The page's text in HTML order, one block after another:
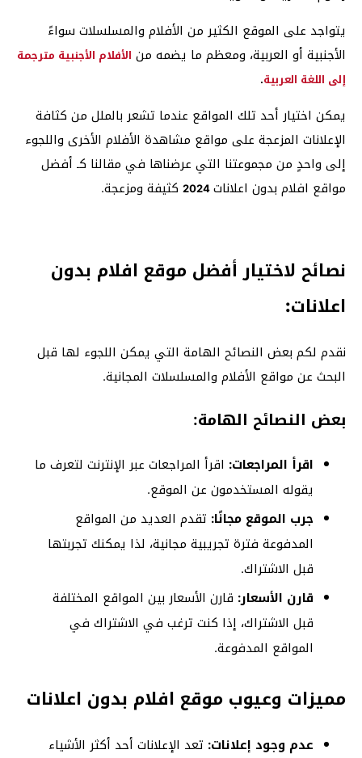
يتواجد على الموقع الكثير من الأفلام والمسلسلات سواءً
الأجنبية أو العربية، ومعظم ما يضمه من الأفلام الأجنبية مترجمة
إلى اللغة العربية.
يمكن اختيار أحد تلك المواقع عندما تشعر بالملل من كثافة
الإعلانات المزعجة على مواقع مشاهدة الأفلام الأخرى واللجوء
إلى واحدٍ من مجموعتنا التي عرضناها في مقالنا كـ أفضل
مواقع افلام بدون اعلانات
كثيفة ومزعجة.
نصائح لاختيار أفضل موقع افلام بدون
اعلانات:
نقدم لكم بعض النصائح الهامة التي يمكن اللجوء لها قبل
البحث عن مواقع الأفلام والمسلسلات المجانية.
بعض النصائح الهامة:
اقرأ المراجعات: اقرأ المراجعات عبر الإنترنت لتعرف ما
يقوله المستخدمون عن الموقع.
جرب الموقع مجانًا: تقدم العديد من المواقع
المدفوعة فترة تجريبية مجانية، لذا يمكنك تجربتها
قبل الاشتراك.
قارن الأسعار: قارن الأسعار بين المواقع المختلفة
قبل الاشتراك، إذا كنت ترغب في الاشتراك في
المواقع المدفوعة.
مميزات وعيوب موقع افلام بدون اعلانات
عدم وجود إعلانات: تعد الإعلانات أحد أكثر الأشياء